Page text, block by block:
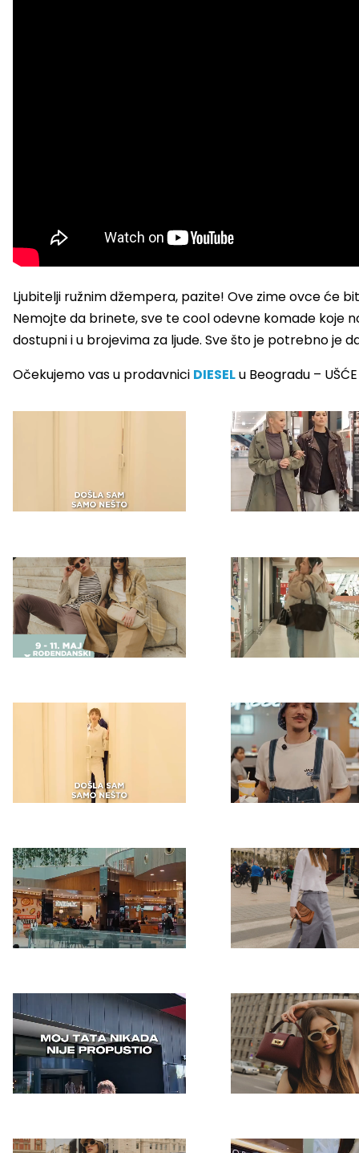
Ljubitelji ružnim džempera, pazite! Ove zime ovce će
Nemojte da brinete, sve te cool odevne komade koje
dostupni i u brojevima za ljude. Sve što je potrebno je
Očekujemo vas u prodavnici DIESELu Beogradu –